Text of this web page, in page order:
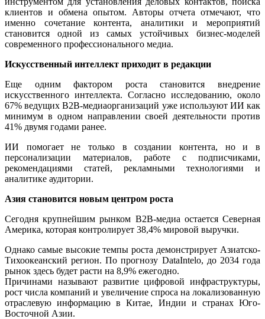
клиентов и обмена опытом. Авторы отчета отмечают, что
именно сочетание контента, аналитики и мероприятий
становится одной из самых устойчивых бизнес-моделей
современного профессионального медиа.
Искусственный интеллект приходит в редакции
Еще одним фактором роста становится внедрение
искусственного интеллекта. Согласно исследованию, около
67% ведущих B2B-медиаорганизаций уже используют ИИ как
минимум в одном направлении своей деятельности против
41% двумя годами ранее.
ИИ помогает не только в создании контента, но и в
персонализации материалов, работе с подписчиками,
рекомендациями статей, рекламными технологиями и
аналитике аудитории.
Азия становится новым центром роста
Сегодня крупнейшим рынком B2B-медиа остается Северная
Америка, которая контролирует 38,4% мировой выручки.
Однако самые высокие темпы роста демонстрирует Азиатско-
Тихоокеанский регион. По прогнозу DataIntelo, до 2034 года
рынок здесь будет расти на 8,9% ежегодно.
Причинами называют развитие цифровой инфраструктуры,
рост числа компаний и увеличение спроса на локализованную
отраслевую информацию в Китае, Индии и странах Юго-
Восточной Азии.